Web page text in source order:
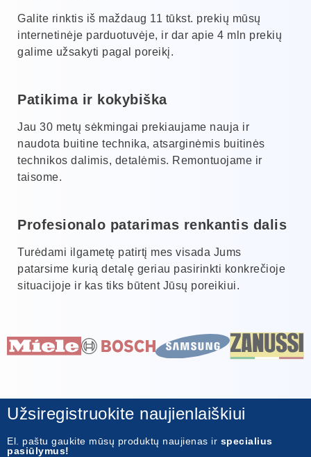
Galite rinktis iš maždaug 11 tūkst. prekių mūsų
internetinėje parduotuvėje, ir dar apie 4 mln prekių
galime užsakyti pagal poreikį.
Patikima ir kokybiška
Jau 30 metų sėkmingai prekiaujame nauja ir
naudota buitine technika, atsarginėmis buitinės
technikos dalimis, detalėmis. Remontuojame ir
taisome.
Profesionalo patarimas renkantis dalis
Turėdami ilgametę patirtį mes visada Jums
patarsime kurią detalę geriau pasirinkti konkrečioje
situacijoje ir kas tiks būtent Jūsų poreikiui.
Užsiregistruokite naujienlaiškiui
El. paštu gaukite mūsų produktų naujienas ir specialius
pasiūlymus!